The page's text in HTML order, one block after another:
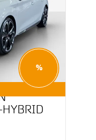
%
HYBRID